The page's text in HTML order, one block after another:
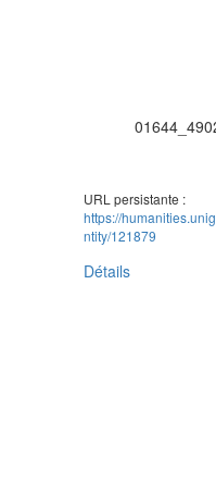
URL persistante :
https://
ntity/121879
Détails